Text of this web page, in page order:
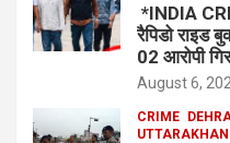
*INDIA
रैपिडो राइड
02 आरोपी
August 6,
CRIME